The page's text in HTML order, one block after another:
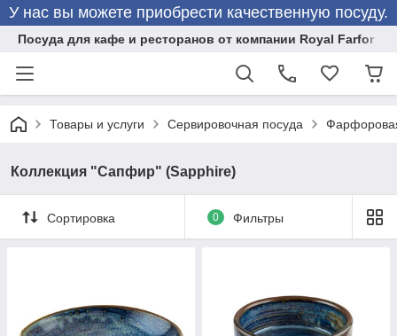
У нас вы можете приобрести качественную посуду.
Посуда для кафе и ресторанов от компании Royal Farfor
Товары и услуги Сервировочная посуда
Коллекция "Сапфир" (Sapphire)
Сортировка 0 Фильтры